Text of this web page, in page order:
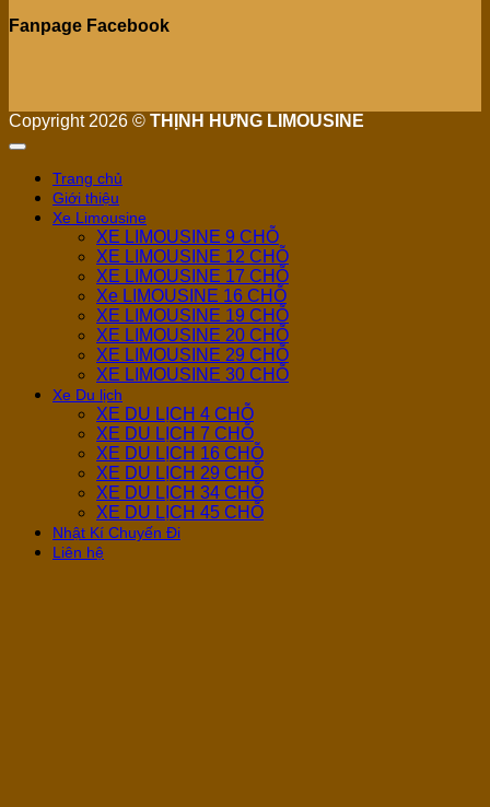
Fanpage Facebook
Copyright 2026 © THỊNH HƯNG LIMOUSINE
Trang chủ
Giới thiệu
Xe Limousine
XE LIMOUSINE 9 CHỖ
XE LIMOUSINE 12 CHỖ
XE LIMOUSINE 17 CHỖ
Xe LIMOUSINE 16 CHỖ
XE LIMOUSINE 19 CHỖ
XE LIMOUSINE 20 CHỖ
XE LIMOUSINE 29 CHỖ
XE LIMOUSINE 30 CHỖ
Xe Du lịch
XE DU LỊCH 4 CHỖ
XE DU LỊCH 7 CHỖ
XE DU LỊCH 16 CHỖ
XE DU LỊCH 29 CHỖ
XE DU LỊCH 34 CHỖ
XE DU LỊCH 45 CHỖ
Nhật Kí Chuyến Đi
Liên hệ